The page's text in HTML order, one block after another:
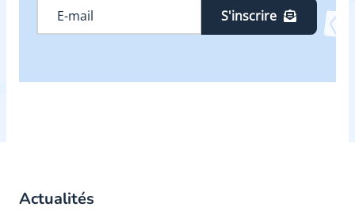
S'inscrire
Actualités